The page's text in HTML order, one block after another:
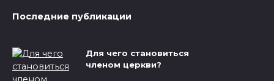
Последние публикации
Для чего становиться
членом церкви?